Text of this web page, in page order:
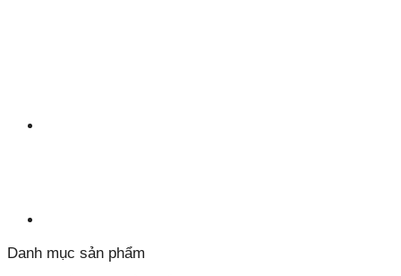
Danh mục sản phẩm